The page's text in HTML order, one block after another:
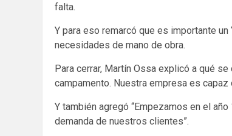
falta.
Y para eso remarcó que es importante
necesidades de mano de obra.
Para cerrar, Martín Ossa explicó a qué
campamento. Nuestra empresa es
Y también agregó “Empezamos en el
demanda de nuestros clientes”.